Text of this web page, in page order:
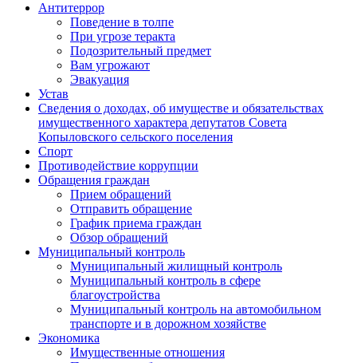
Антитеррор
Поведение в толпе
При угрозе теракта
Подозрительный предмет
Вам угрожают
Эвакуация
Устав
Сведения о доходах, об имуществе и обязательствах
имущественного характера депутатов Совета
Копыловского сельского поселения
Спорт
Противодействие коррупции
Обращения граждан
Прием обращений
Отправить обращение
График приема граждан
Обзор обращений
Муниципальный контроль
Муниципальный жилищный контроль
Муниципальный контроль в сфере
благоустройства
Муниципальный контроль на автомобильном
транспорте и в дорожном хозяйстве
Экономика
Имущественные отношения